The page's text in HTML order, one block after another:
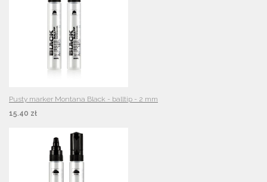
Pusty marker Montana Black - balltip - 2 mm
15.40 zł